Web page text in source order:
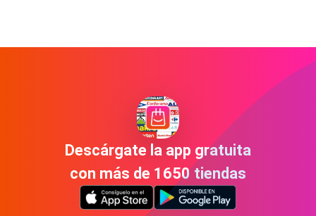
Descárgate la app gratuita
con más de 1650 tiendas